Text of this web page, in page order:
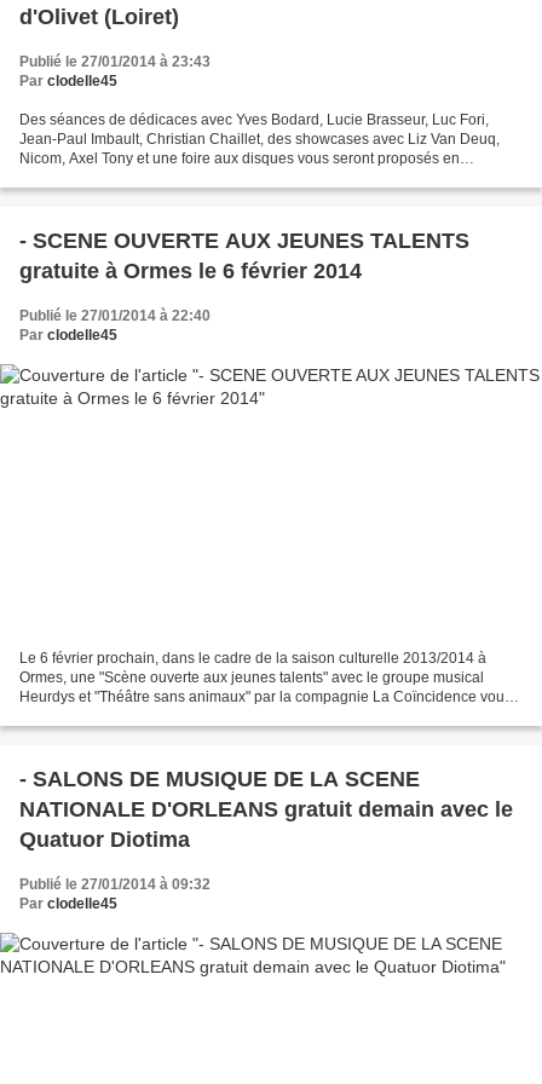
d'Olivet (Loiret)
Publié le 27/01/2014 à 23:43
Par clodelle45
Des séances de dédicaces avec Yves Bodard, Lucie Brasseur, Luc Fori,
Jean-Paul Imbault, Christian Chaillet, des showcases avec Liz Van Deuq,
Nicom, Axel Tony et une foire aux disques vous seront proposés en
- SCENE OUVERTE AUX JEUNES TALENTS
gratuite à Ormes le 6 février 2014
Publié le 27/01/2014 à 22:40
Par clodelle45
Le 6 février prochain, dans le cadre de la saison culturelle 2013/2014 à
Ormes, une "Scène ouverte aux jeunes talents" avec le groupe musical
Heurdys et "Théâtre sans animaux" par la compagnie La Coïncidence vous
- SALONS DE MUSIQUE DE LA SCENE
NATIONALE D'ORLEANS gratuit demain avec le
Quatuor Diotima
Publié le 27/01/2014 à 09:32
Par clodelle45